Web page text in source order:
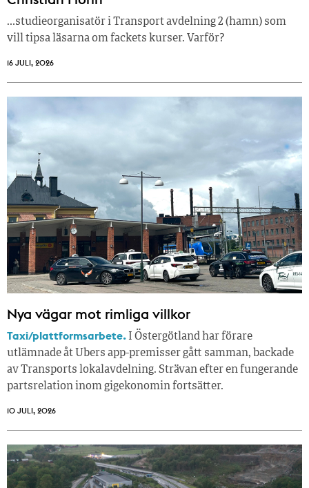
…studieorganisatör i Transport avdelning 2 (hamn) som
vill tipsa läsarna om fackets kurser. Varför?
16 JULI, 2026
Nya vägar mot rimliga villkor
Taxi/plattformsarbete. I Östergötland har förare
utlämnade åt Ubers app-premisser gått samman, backade
av Transports lokalavdelning. Strävan efter en fungerande
partsrelation inom gigekonomin fortsätter.
10 JULI, 2026